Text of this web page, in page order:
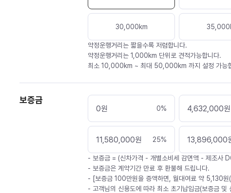
30,000km 35,000
약정운행거리는 짧을수록 저렴합니다.
약정운행거리는 1,000km 단위로 견적가능합니다.
최소 10,000km ~ 최대 50,000km 까지 설정 가능
보증금
0원 0% 4,632,000원
11,580,000원 25% 13,896,000
- 보증금 = (신차가격 - 개별소비세 감면액 - 제조사
- 보증금은 계약기간 만료 후 환불해 드립니다.
- [보증금 100만원을 증액하면, 월대여료 약 5,130원
- 고객님의 신용도에 따라 최소 초기납입금(보증금 및